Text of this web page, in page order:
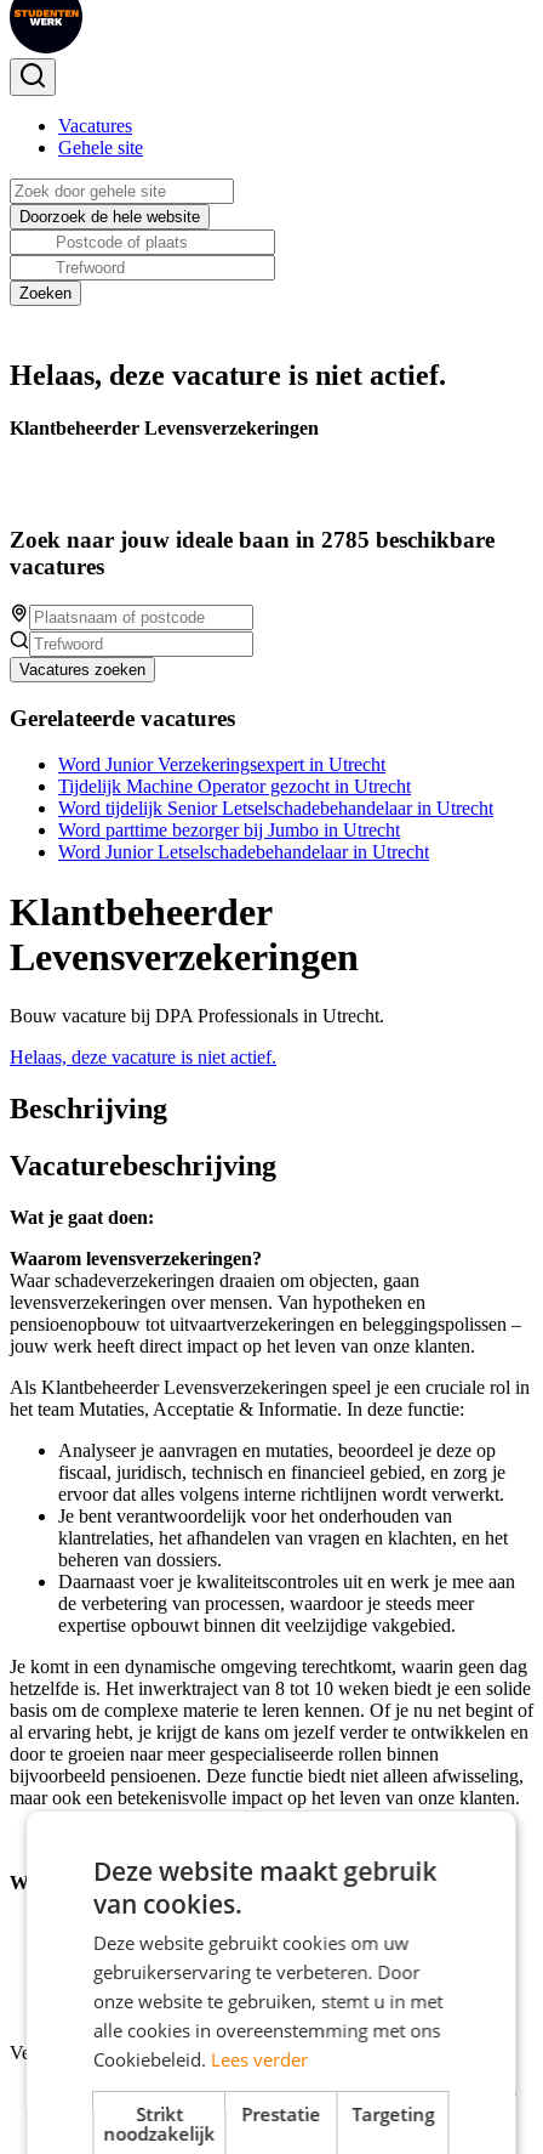
Vacatures
Gehele site
Helaas, deze vacature is niet actief.
Klantbeheerder Levensverzekeringen
Zoek naar jouw ideale baan in 2785 beschikbare
vacatures
Vacatures zoeken
Gerelateerde vacatures
Word Junior Verzekeringsexpert in Utrecht
Tijdelijk Machine Operator gezocht in Utrecht
Word tijdelijk Senior Letselschadebehandelaar in Utrecht
Word parttime bezorger bij Jumbo in Utrecht
Word Junior Letselschadebehandelaar in Utrecht
Klantbeheerder
Levensverzekeringen
Bouw vacature bij DPA Professionals in Utrecht.
Helaas, deze vacature is niet actief.
Beschrijving
Vacaturebeschrijving
Wat je gaat doen:
Waarom levensverzekeringen?
Waar schadeverzekeringen draaien om objecten, gaan
levensverzekeringen over mensen. Van hypotheken en
pensioenopbouw tot uitvaartverzekeringen en beleggingspolissen –
jouw werk heeft direct impact op het leven van onze klanten.
Als Klantbeheerder Levensverzekeringen speel je een cruciale rol in
het team Mutaties, Acceptatie & Informatie. In deze functie:
Analyseer je aanvragen en mutaties, beoordeel je deze op
fiscaal, juridisch, technisch en financieel gebied, en zorg je
ervoor dat alles volgens interne richtlijnen wordt verwerkt.
Je bent verantwoordelijk voor het onderhouden van
klantrelaties, het afhandelen van vragen en klachten, en het
beheren van dossiers.
Daarnaast voer je kwaliteitscontroles uit en werk je mee aan
de verbetering van processen, waardoor je steeds meer
expertise opbouwt binnen dit veelzijdige vakgebied.
Je komt in een dynamische omgeving terechtkomt, waarin geen dag
hetzelfde is. Het inwerktraject van 8 tot 10 weken biedt je een solide
basis om de complexe materie te leren kennen. Of je nu net begint of
al ervaring hebt, je krijgt de kans om jezelf verder te ontwikkelen en
door te groeien naar meer gespecialiseerde rollen binnen
bijvoorbeeld pensioenen. Deze functie biedt niet alleen afwisseling,
maar ook een betekenisvolle impact op het leven van onze klanten.
Wat we vragen:
Je spreekt en schrijft goedNederlands;
Je bent32-40uur per week beschikbaar (vanaf december);
WFT Basis en Vermogen zijn een pré, hier helpen wij je
graag in mee.
Verder passen de volgende competenties bij jou:
Je bentgedreven, leergierigenenthousiastom je verder te
ontwikkelen in het vakgebied.
Je heb eenproactieve, kritische houding
Deze website maakt gebruik
van cookies.
Deze website gebruikt cookies om uw
gebruikerservaring te verbeteren. Door
onze website te gebruiken, stemt u in met
alle cookies in overeenstemming met ons
Cookiebeleid. Lees verder
Strikt
noodzakelijk
Prestatie Targeting